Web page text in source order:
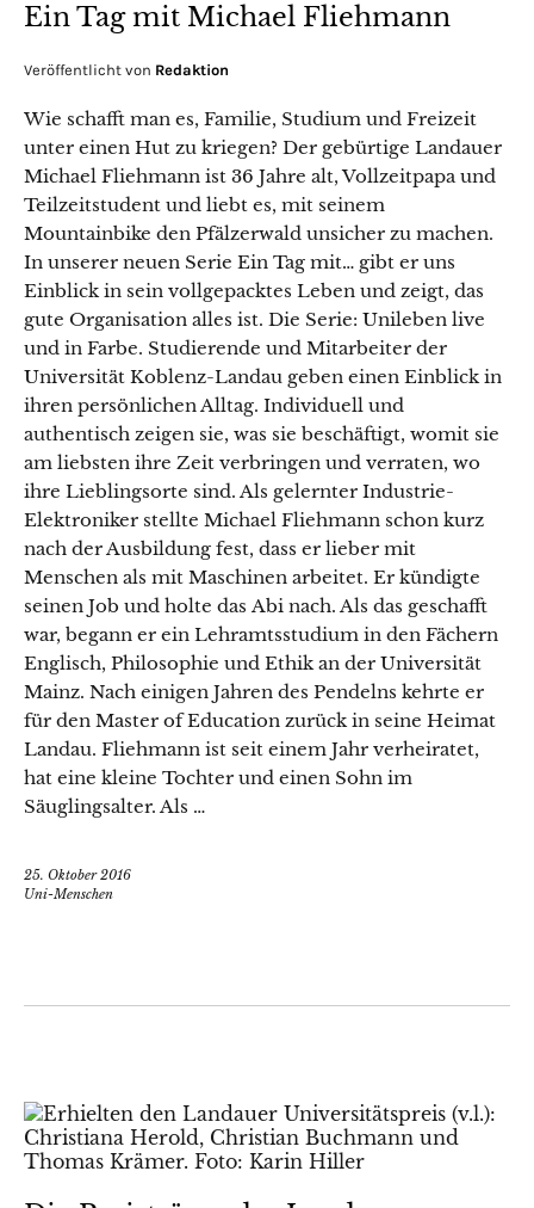
Ein Tag mit Michael Fliehmann
Veröffentlicht von Redaktion
Wie schafft man es, Familie, Studium und Freizeit
unter einen Hut zu kriegen? Der gebürtige Landauer
Michael Fliehmann ist 36 Jahre alt, Vollzeitpapa und
Teilzeitstudent und liebt es, mit seinem
Mountainbike den Pfälzerwald unsicher zu machen.
In unserer neuen Serie Ein Tag mit… gibt er uns
Einblick in sein vollgepacktes Leben und zeigt, das
gute Organisation alles ist. Die Serie: Unileben live
und in Farbe. Studierende und Mitarbeiter der
Universität Koblenz-Landau geben einen Einblick in
ihren persönlichen Alltag. Individuell und
authentisch zeigen sie, was sie beschäftigt, womit sie
am liebsten ihre Zeit verbringen und verraten, wo
ihre Lieblingsorte sind. Als gelernter Industrie-
Elektroniker stellte Michael Fliehmann schon kurz
nach der Ausbildung fest, dass er lieber mit
Menschen als mit Maschinen arbeitet. Er kündigte
seinen Job und holte das Abi nach. Als das geschafft
war, begann er ein Lehramtsstudium in den Fächern
Englisch, Philosophie und Ethik an der Universität
Mainz. Nach einigen Jahren des Pendelns kehrte er
für den Master of Education zurück in seine Heimat
Landau. Fliehmann ist seit einem Jahr verheiratet,
hat eine kleine Tochter und einen Sohn im
Säuglingsalter. Als …
25. Oktober 2016
Uni-Menschen